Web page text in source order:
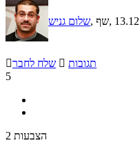
שלום גניש , שף,
שלח לחבר  תגובות
5
2 הצבעות